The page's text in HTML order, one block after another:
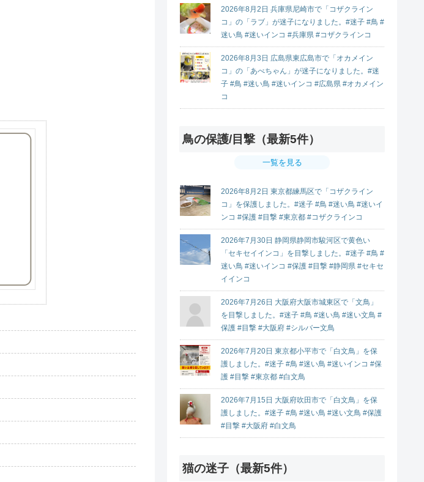
2026年8月2日 兵庫県尼崎市で「コザクライン
コ」の「ラブ」が迷子になりました。#迷子 #鳥 #
迷い鳥 #迷いインコ #兵庫県 #コザクラインコ
2026年8月3日 広島県東広島市で「オカメイン
コ」の「あべちゃん」が迷子になりました。#迷
子 #鳥 #迷い鳥 #迷いインコ #広島県 #オカメイン
コ
鳥の保護/目撃（最新5件）
一覧を見る
2026年8月2日 東京都練馬区で「コザクライン
コ」を保護しました。#迷子 #鳥 #迷い鳥 #迷いイ
ンコ #保護 #目撃 #東京都 #コザクラインコ
2026年7月30日 静岡県静岡市駿河区で黄色い
「セキセイインコ」を目撃しました。#迷子 #鳥 #
迷い鳥 #迷いインコ #保護 #目撃 #静岡県 #セキセ
イインコ
2026年7月26日 大阪府大阪市城東区で「文鳥」
を目撃しました。#迷子 #鳥 #迷い鳥 #迷い文鳥 #
保護 #目撃 #大阪府 #シルバー文鳥
2026年7月20日 東京都小平市で「白文鳥」を保
護しました。#迷子 #鳥 #迷い鳥 #迷いインコ #保
護 #目撃 #東京都 #白文鳥
2026年7月15日 大阪府吹田市で「白文鳥」を保
護しました。#迷子 #鳥 #迷い鳥 #迷い文鳥 #保護
#目撃 #大阪府 #白文鳥
猫の迷子（最新5件）